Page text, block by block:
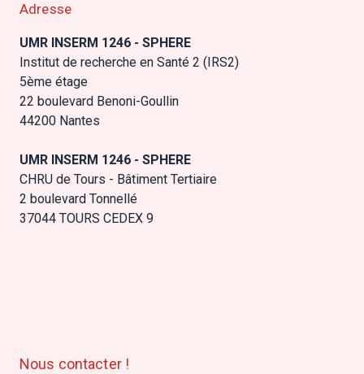
Adresse
UMR INSERM 1246 - SPHERE
Institut de recherche en Santé 2 (IRS2)
5ème étage
22 boulevard Benoni-Goullin
44200 Nantes
UMR INSERM 1246 - SPHERE
CHRU de Tours - Bâtiment Tertiaire
2 boulevard Tonnellé
37044 TOURS CEDEX 9
Nous contacter !